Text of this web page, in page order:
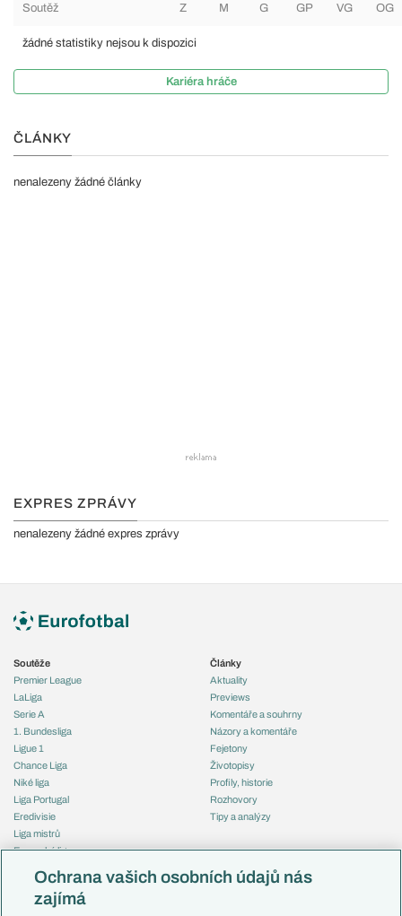
Soutěž Z M G GP VG OG
žádné statistiky nejsou k dispozici
Kariéra hráče
ČLÁNKY
nenalezeny žádné články
EXPRES ZPRÁVY
nenalezeny žádné expres zprávy
Soutěže
Premier League
LaLiga
Serie A
1. Bundesliga
Ligue 1
Chance Liga
Niké liga
Liga Portugal
Eredivisie
Liga mistrů
Evropská liga
Mistrovství světa
Liga národů
Články
Aktuality
Previews
Komentáře a souhrny
Názory a komentáře
Fejetony
Životopisy
Profily, historie
Rozhovory
Tipy a analýzy
Česko
Ochrana vašich osobních údajů nás
zajímá